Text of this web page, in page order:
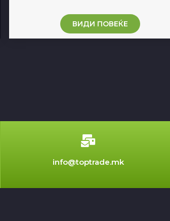
ВИДИ ПОВЕЌЕ
info@toptrade.mk